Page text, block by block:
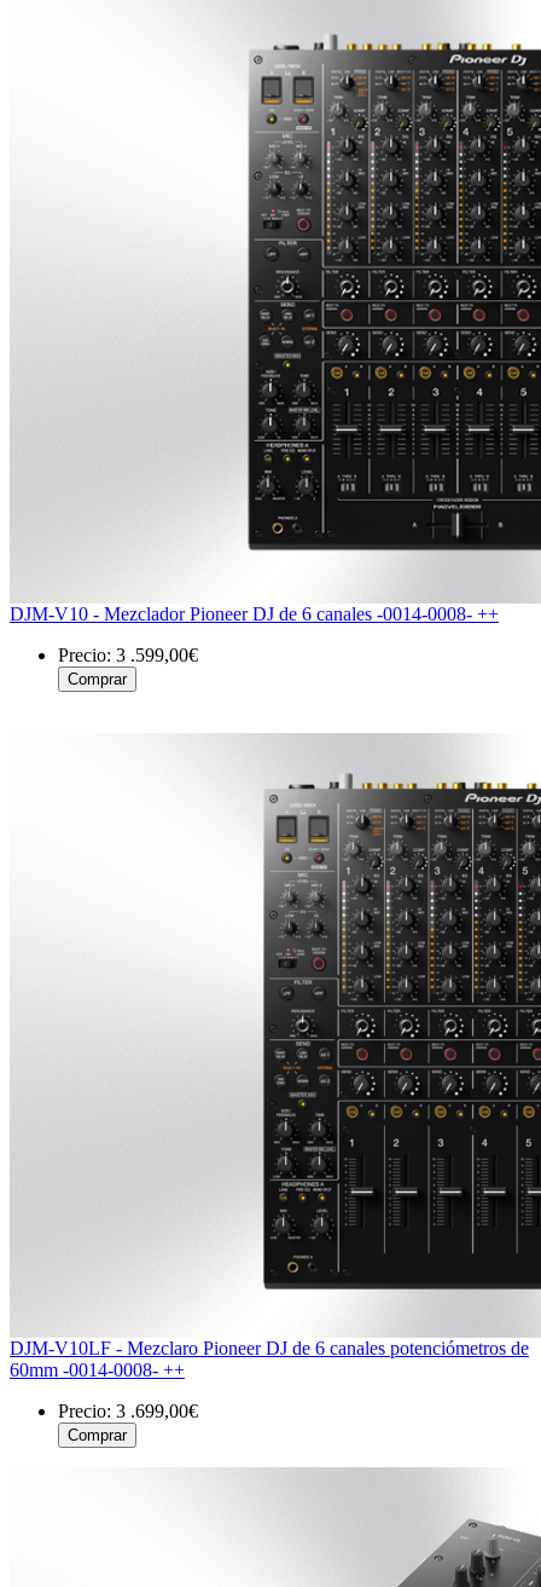
DJM-V10 - Mezclador Pioneer DJ de 6 canales -0014-0008- ++
Precio: 3 .599,00€
DJM-V10LF - Mezclaro Pioneer DJ de 6 canales potenciómetros de
60mm -0014-0008- ++
Precio: 3 .699,00€